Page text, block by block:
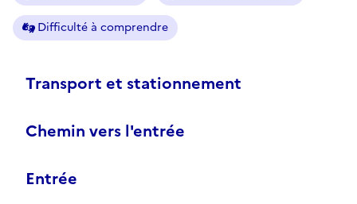
Difficulté à comprendre
Transport et stationnement
Chemin vers l'entrée
Entrée